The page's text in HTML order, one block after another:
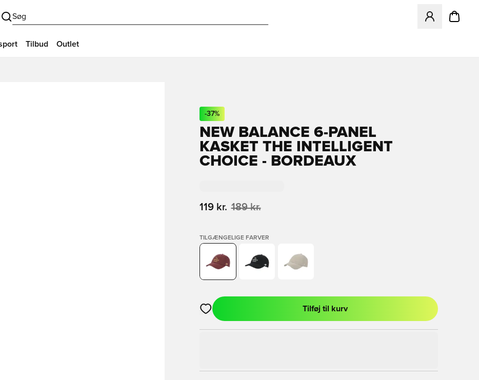
Søg
Åbner en
Tilbud Outlet
-37%
NEW BALANCE 6-PANEL
KASKET THE INTELLIGENT
CHOICE - BORDEAUX
119 kr. 189 kr.
TILGÆNGELIGE FARVER
Åbner en Modal til at logge ind eller tilmelde dig som medlem
Tilføj til kurv